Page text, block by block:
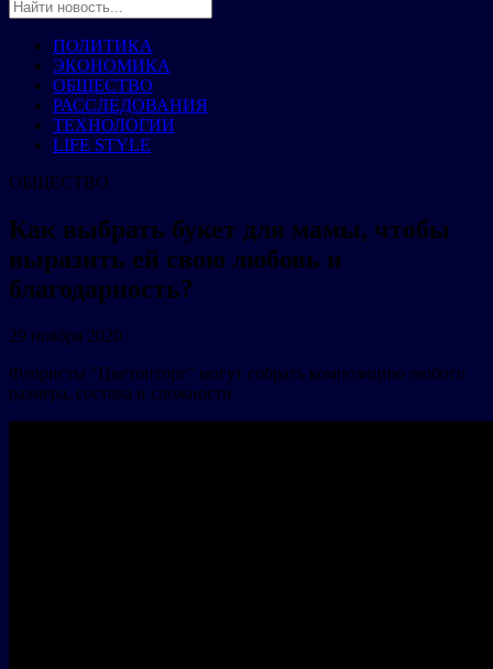
ПОЛИТИКА
ЭКОНОМИКА
ОБЩЕСТВО
РАССЛЕДОВАНИЯ
ТЕХНОЛОГИИ
LIFE STYLE
ОБЩЕСТВО
Как выбрать букет для мамы, чтобы
выразить ей свою любовь и
благодарность?
29 ноября 2020
Флористы "Цветопторг" могут собрать композицию любого
размера, состава и сложности